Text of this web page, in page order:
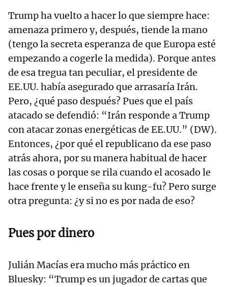
Trump ha vuelto a hacer lo que siempre hace:
amenaza primero y, después, tiende la mano
(tengo la secreta esperanza de que Europa esté
empezando a cogerle la medida). Porque antes
de esa tregua tan peculiar, el presidente de
EE.UU. había asegurado que arrasaría Irán.
Pero, ¿qué paso después? Pues que el país
atacado se defendió: “Irán responde a Trump
con atacar zonas energéticas de EE.UU.” (DW).
Entonces, ¿por qué el republicano da ese paso
atrás ahora, por su manera habitual de hacer
las cosas o porque se rila cuando el acosado le
hace frente y le enseña su kung-fu? Pero surge
otra pregunta: ¿y si no es por nada de eso?
Pues por dinero
Julián Macías era mucho más práctico en
Bluesky: “Trump es un jugador de cartas que